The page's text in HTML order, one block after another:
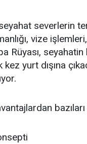
severlerin
vize
seyahatin
kez yurt dışına